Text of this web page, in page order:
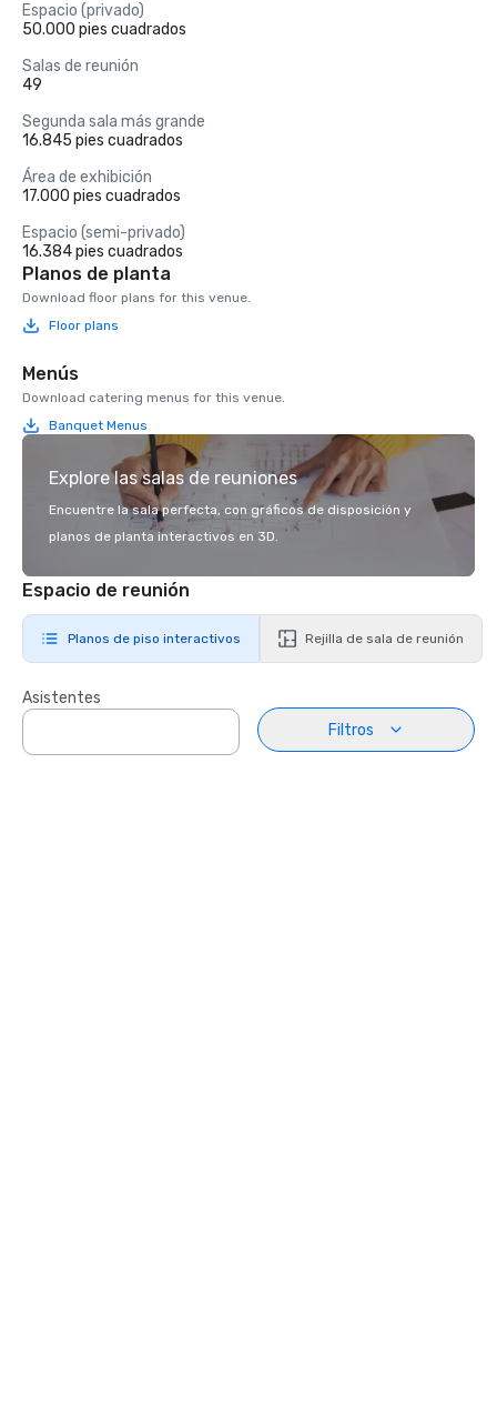
Espacio (privado)
50.000 pies cuadrados
Salas de reunión
49
Segunda sala más grande
16.845 pies cuadrados
Área de exhibición
17.000 pies cuadrados
Espacio (semi-privado)
16.384 pies cuadrados
Planos de planta
Download floor plans for this venue.
Floor plans
Menús
Download catering menus for this venue.
Banquet Menus
Explore las salas de reuniones
Encuentre la sala perfecta, con gráficos de disposición y
planos de planta interactivos en 3D.
Espacio de reunión
Planos de piso interactivos Rejilla de sala de reunión
Asistentes
Filtros